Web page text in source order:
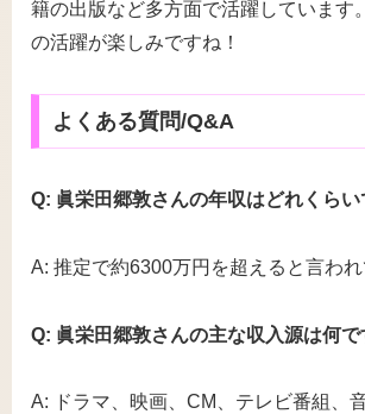
籍の出版など多方面で活躍しています
の活躍が楽しみですね！
よくある質問/Q&A
Q: 眞栄田郷敦さんの年収はどれくらい
A: 推定で約6300万円を超えると言われ
Q: 眞栄田郷敦さんの主な収入源は何で
A: ドラマ、映画、CM、テレビ番組、